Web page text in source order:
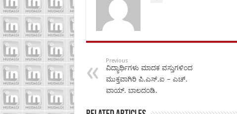
Previous
ವಿದ್ಯಾರ್ಥಿಗಳು ಮಾದಕ ವಸ್ತುಗಳಿಂದ
ಮುಕ್ತವಾಗಿರಿ ಪಿ.ಎಸ್.ಐ – ಎಚ್.
ವಾಯ್. ಬಾಲದಂಡಿ.